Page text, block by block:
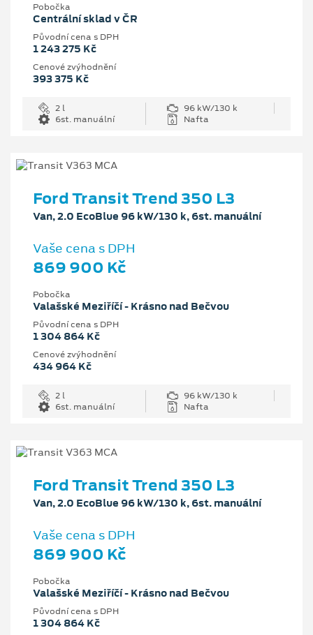
Pobočka
Centrální sklad v ČR
Původní cena s DPH
1 243 275 Kč
Cenové zvýhodnění
393 375 Kč
2 l
96 kW/130 k
6st. manuální
Nafta
Ford Transit Trend 350 L3
Van, 2.0 EcoBlue 96 kW/130 k, 6st. manuální
Vaše cena s DPH
869 900 Kč
Pobočka
Valašské Meziříčí - Krásno nad Bečvou
Původní cena s DPH
1 304 864 Kč
Cenové zvýhodnění
434 964 Kč
2 l
96 kW/130 k
6st. manuální
Nafta
Ford Transit Trend 350 L3
Van, 2.0 EcoBlue 96 kW/130 k, 6st. manuální
Vaše cena s DPH
869 900 Kč
Pobočka
Valašské Meziříčí - Krásno nad Bečvou
Původní cena s DPH
1 304 864 Kč